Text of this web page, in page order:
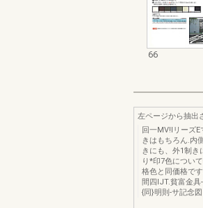
66
左ページから抽出
回一MV!Iリーズ
きはもちろん.内
きにも、外1制き
り*印7色につい
格色と同価格で
間四IJT.貧富金
{同}明則-サ記念